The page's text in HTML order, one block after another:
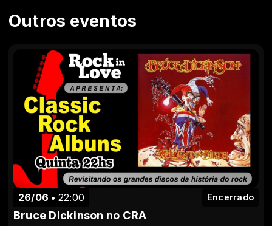
Outros eventos
26/06 22:00 Encerrado
Bruce Dickinson no CRA